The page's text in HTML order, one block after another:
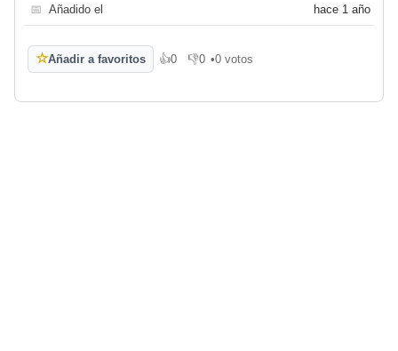
📅 Añadido el hace 1 año
☆Añadir a favoritos 👍0
Me gusta
👎0
No me gusta
•0 votos